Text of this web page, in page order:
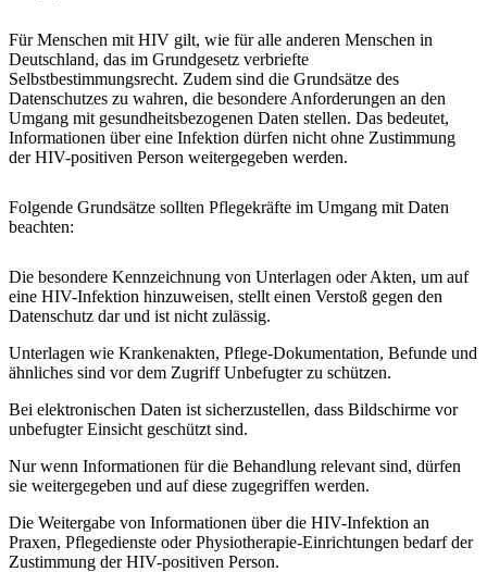
Für Menschen mit HIV gilt, wie für alle anderen Menschen in
Deutschland, das im Grundgesetz verbriefte
Selbstbestimmungsrecht. Zudem sind die Grundsätze des
Datenschutzes zu wahren, die besondere Anforderungen an den
Umgang mit gesundheitsbezogenen Daten stellen. Das bedeutet,
Informationen über eine Infektion dürfen nicht ohne Zustimmung
der HIV-positiven Person weitergegeben werden.
Folgende Grundsätze sollten Pflegekräfte im Umgang mit Daten
beachten:
Die besondere Kennzeichnung von Unterlagen oder Akten, um auf
eine HIV-Infektion hinzuweisen, stellt einen Verstoß gegen den
Datenschutz dar und ist nicht zulässig.
Unterlagen wie Krankenakten, Pflege-Dokumentation, Befunde und
ähnliches sind vor dem Zugriff Unbefugter zu schützen.
Bei elektronischen Daten ist sicherzustellen, dass Bildschirme vor
unbefugter Einsicht geschützt sind.
Nur wenn Informationen für die Behandlung relevant sind, dürfen
sie weitergegeben und auf diese zugegriffen werden.
Die Weitergabe von Informationen über die HIV-Infektion an
Praxen, Pflegedienste oder Physiotherapie-Einrichtungen bedarf der
Zustimmung der HIV-positiven Person.